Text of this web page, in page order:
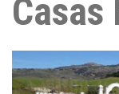
Casas